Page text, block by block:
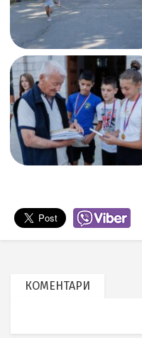
КОМЕНТАРИ